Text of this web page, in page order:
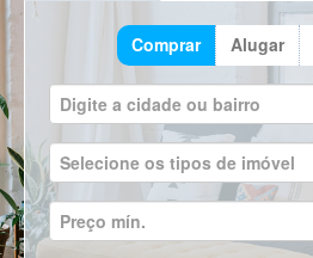
Comprar Alugar